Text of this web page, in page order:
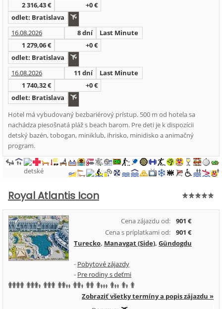
2 316,43 €
+0 €
odlet: Bratislava
16.08.2026
8 dní
Last Minute
1 279,06 €
+0 €
odlet: Bratislava
16.08.2026
11 dní
Last Minute
1 740,32 €
+0 €
odlet: Bratislava
Hotel má vybudovaný bezbariérový prístup. 500 m od hotela sa
nachádza piesošnatá pláž s beach barom. Pre deti je k dispozícii
detský bazén, tobogan, miniklub, ihrisko, minidisko a animačný
program.
Royal Atlantis Icon
Cena zájazdu od:
901 €
Cena s príplatkami od:
901 €
Turecko, Manavgat (Side), Gündogdu
- Pobytové zájazdy
- Pre rodiny s deťmi
Zobraziť všetky termíny a popis zájazdu »